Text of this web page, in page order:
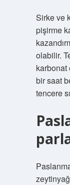
Sirke ve
pişirme
olabilir.
karbonat
bir saat
tencere